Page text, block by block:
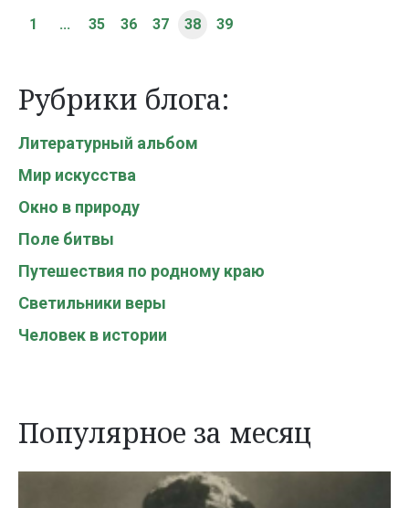
1 ... 35 36 37 38 39
Рубрики блога:
Литературный альбом
Мир искусства
Окно в природу
Поле битвы
Путешествия по родному краю
Светильники веры
Человек в истории
Популярное за месяц